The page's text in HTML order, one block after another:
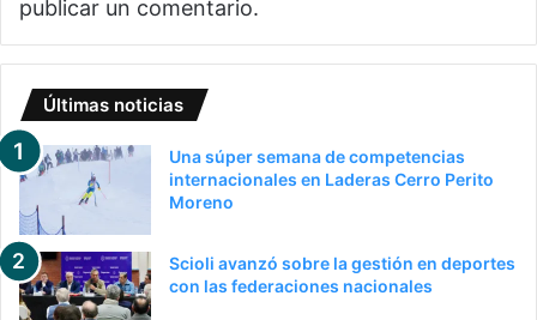
publicar un comentario.
Últimas noticias
Una súper semana de competencias
internacionales en Laderas Cerro Perito
Moreno
Scioli avanzó sobre la gestión en deportes
con las federaciones nacionales